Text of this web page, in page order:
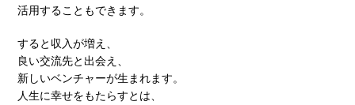
活用することもできます。
すると収入が増え、
良い交流先と出会え、
新しいベンチャーが生まれます。
人生に幸せをもたらすとは、